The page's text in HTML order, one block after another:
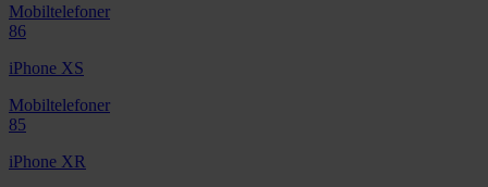
Mobiltelefoner
86
iPhone XS
Mobiltelefoner
85
iPhone XR